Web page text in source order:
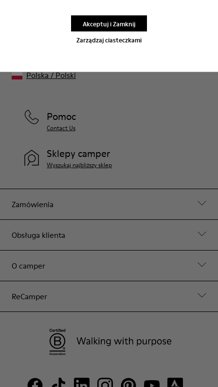
Zarządzaj ciasteczkami
Akceptuj i Zamknij
Zamówienia
Obsługa klienta
O camper
ReCamper
Pomoc
Contact Us
Sklepy camper
Wyszukaj najbliższy sklep
Polska/Polski